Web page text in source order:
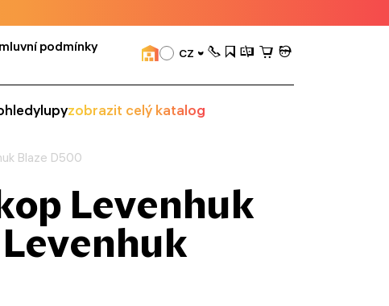
podmínky
CZ
lupyzobrazit celý katalog
Blaze D500
Levenhuk